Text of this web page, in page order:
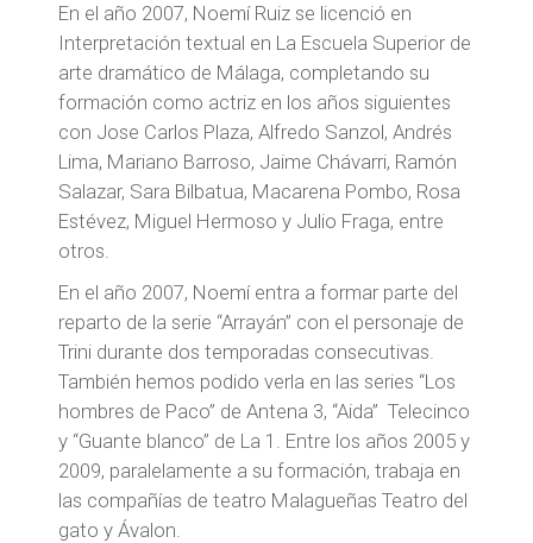
En el año 2007, Noemí Ruiz se licenció en
Interpretación textual en La Escuela Superior de
arte dramático de Málaga, completando su
formación como actriz en los años siguientes
con Jose Carlos Plaza, Alfredo Sanzol, Andrés
Lima, Mariano Barroso, Jaime Chávarri, Ramón
Salazar, Sara Bilbatua, Macarena Pombo, Rosa
Estévez, Miguel Hermoso y Julio Fraga, entre
otros.
En el año 2007, Noemí entra a formar parte del
reparto de la serie “Arrayán” con el personaje de
Trini durante dos temporadas consecutivas.
También hemos podido verla en las series “Los
hombres de Paco” de Antena 3, “Aida” Telecinco
y “Guante blanco” de La 1. Entre los años 2005 y
2009, paralelamente a su formación, trabaja en
las compañías de teatro Malagueñas Teatro del
gato y Ávalon.